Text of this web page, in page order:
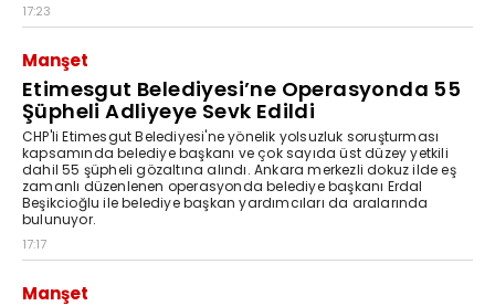
17:23
Manşet
Etimesgut Belediyesi’ne Operasyonda 55
Şüpheli Adliyeye Sevk Edildi
CHP'li Etimesgut Belediyesi'ne yönelik yolsuzluk soruşturması
kapsamında belediye başkanı ve çok sayıda üst düzey yetkili
dahil 55 şüpheli gözaltına alındı. Ankara merkezli dokuz ilde eş
zamanlı düzenlenen operasyonda belediye başkanı Erdal
Beşikcioğlu ile belediye başkan yardımcıları da aralarında
bulunuyor.
17:17
Manşet